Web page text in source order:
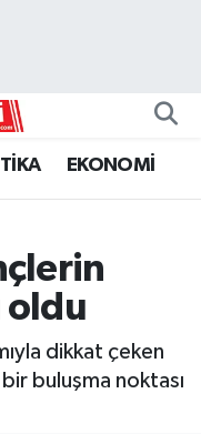
EKONOMİ
oldu
dikkat çeken
buluşma noktası